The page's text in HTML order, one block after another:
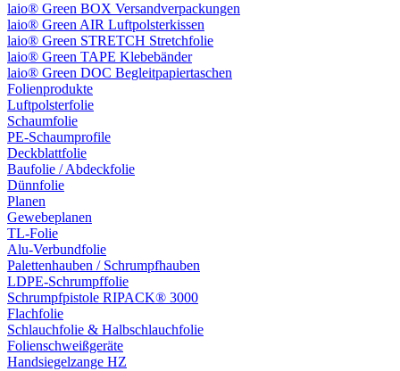
laio® Green BOX Versandverpackungen
laio® Green AIR Luftpolsterkissen
laio® Green STRETCH Stretchfolie
laio® Green TAPE Klebebänder
laio® Green DOC Begleitpapiertaschen
Folienprodukte
Luftpolsterfolie
Schaumfolie
PE-Schaumprofile
Deckblattfolie
Baufolie / Abdeckfolie
Dünnfolie
Planen
Gewebeplanen
TL-Folie
Alu-Verbundfolie
Palettenhauben / Schrumpfhauben
LDPE-Schrumpffolie
Schrumpfpistole RIPACK® 3000
Flachfolie
Schlauchfolie & Halbschlauchfolie
Folienschweißgeräte
Handsiegelzange HZ